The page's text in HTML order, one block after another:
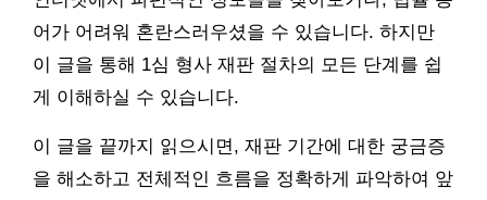
어가 어려워 혼란스러우셨을 수 있습니다. 하지만
이 글을 통해 1심 형사 재판 절차의 모든 단계를 쉽
게 이해하실 수 있습니다.
이 글을 끝까지 읽으시면, 재판 기간에 대한 궁금증
을 해소하고 전체적인 흐름을 정확하게 파악하여 앞